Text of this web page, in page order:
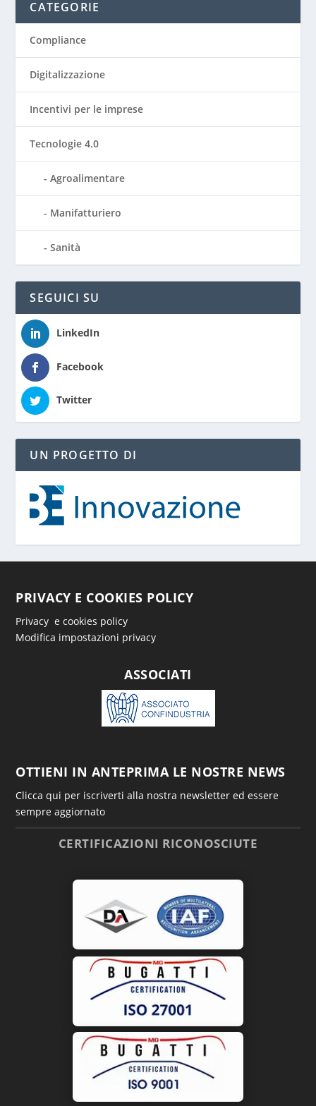
CATEGORIE
Compliance
Digitalizzazione
Incentivi per le imprese
Tecnologie 4.0
Agroalimentare
Manifatturiero
Sanità
SEGUICI SU
LinkedIn
Facebook
Twitter
UN PROGETTO DI
PRIVACY E COOKIES POLICY
Privacy e cookies policy
Modifica impostazioni privacy
ASSOCIATI
OTTIENI IN ANTEPRIMA LE NOSTRE NEWS
Clicca qui per iscriverti alla nostra newsletter ed essere
sempre aggiornato
CERTIFICAZIONI RICONOSCIUTE